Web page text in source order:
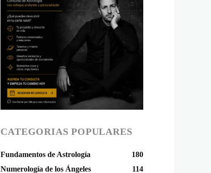
CATEGORIAS POPULARES
Fundamentos de Astrología
180
Numerología de los Ángeles
114